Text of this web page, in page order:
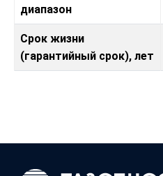
диапазон
Срок жизни
(гарантийный срок), лет